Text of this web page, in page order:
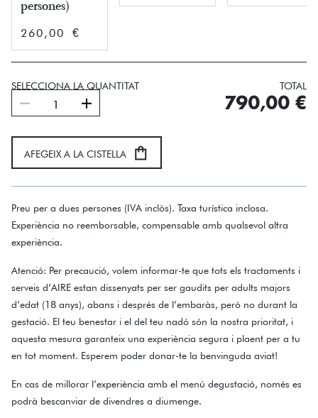
persones)
260,00 €
SELECCIONA LA QUANTITAT
de
Mas
TOTAL
790,00 €
AFEGEIX A LA CISTELLA
Preu per a dues persones (IVA inclòs). Taxa turística inclosa.
Experiència no reemborsable, compensable amb qualsevol altra
experiència.
Atenció: Per precaució, volem informar-te que tots els tractaments i
serveis d’AIRE estan dissenyats per ser gaudits per adults majors
d’edat (18 anys), abans i després de l’embaràs, però no durant la
gestació. El teu benestar i el del teu nadó són la nostra prioritat, i
aquesta mesura garanteix una experiència segura i plaent per a tu
en tot moment. Esperem poder donar-te la benvinguda aviat!
En cas de millorar l’experiència amb el menú degustació, només es
podrà bescanviar de divendres a diumenge.